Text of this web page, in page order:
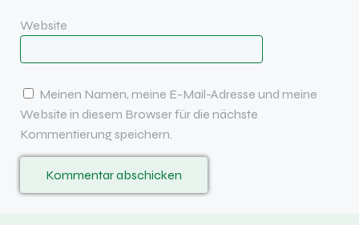
Website
Meinen Namen, meine E-Mail-Adresse und meine
Website in diesem Browser für die nächste
Kommentierung speichern.